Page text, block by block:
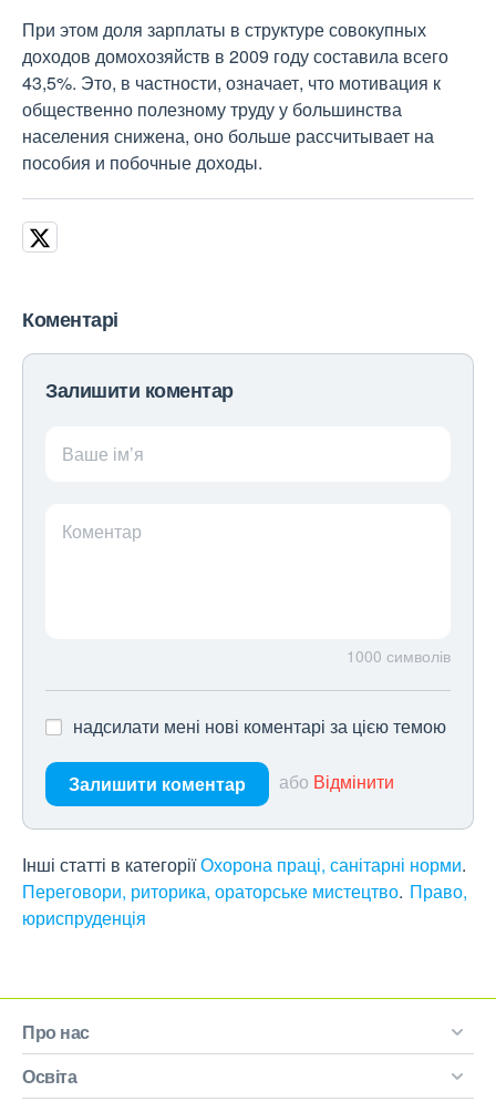
При этом доля зарплаты в структуре совокупных
доходов домохозяйств в 2009 году составила всего
43,5%. Это, в частности, означает, что мотивация к
общественно полезному труду у большинства
населения снижена, оно больше рассчитывает на
пособия и побочные доходы.
Коментарі
Залишити коментар
Ваше ім’я
Коментар
1000 символів
надсилати мені нові коментарі за цією темою
Залишити коментар або Відмінити
Інші статті в категоріїОхорона праці, санітарні норми
Переговори, риторика, ораторське мистецтво Право,
юриспруденція
Про нас
Освіта